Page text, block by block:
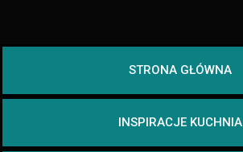
STRONA GŁÓWNA
INSPIRACJE KUCHNIA